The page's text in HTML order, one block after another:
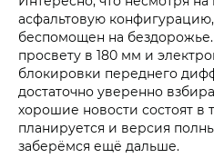
асфальтовую
беспомощен на
просвету в 180 мм и
блокировки переднего
достаточно уверенно
хорошие новости состоят в
планируется и версия
заберёмся ещё дальше.